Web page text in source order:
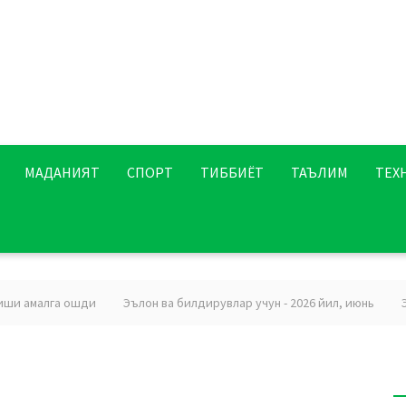
МАДАНИЯТ СПОРТ ТИББИЁТ ТАЪЛИМ
ошди Эълон ва билдирувлар учун - 2026 йил, июнь